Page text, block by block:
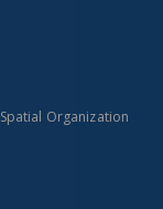
Organization